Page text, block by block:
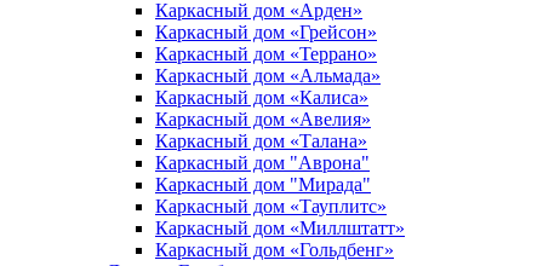
Каркасный дом «Арден»
Каркасный дом «Грейсон»
Каркасный дом «Террано»
Каркасный дом «Альмада»
Каркасный дом «Калиса»
Каркасный дом «Авелия»
Каркасный дом «Талана»
Каркасный дом "Аврона"
Каркасный дом "Мирада"
Каркасный дом «Тауплитс»
Каркасный дом «Миллштатт»
Каркасный дом «Гольдбенг»